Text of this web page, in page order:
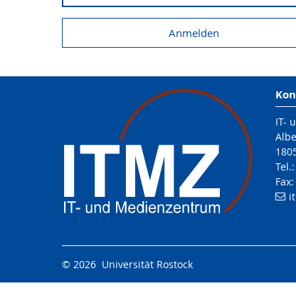
IT-
© 2026 Universität Rostock